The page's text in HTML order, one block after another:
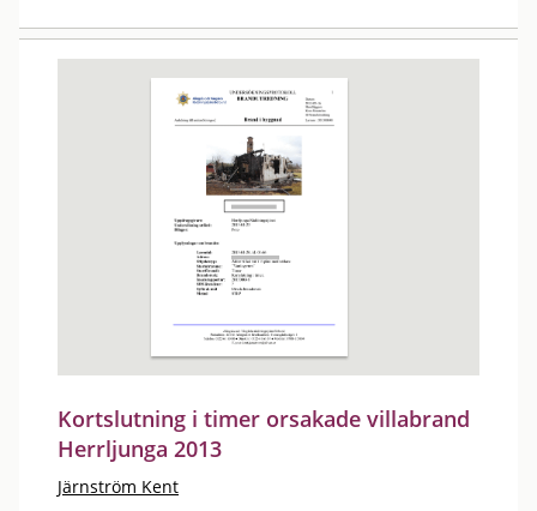
Kortslutning i timer orsakade villabrand
Herrljunga 2013
Järnström Kent